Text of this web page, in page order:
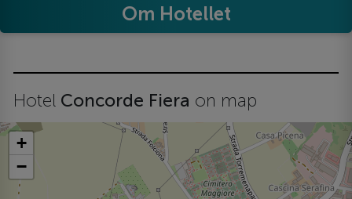
Om Hotellet
Hotel Concorde Fiera on map
+
−